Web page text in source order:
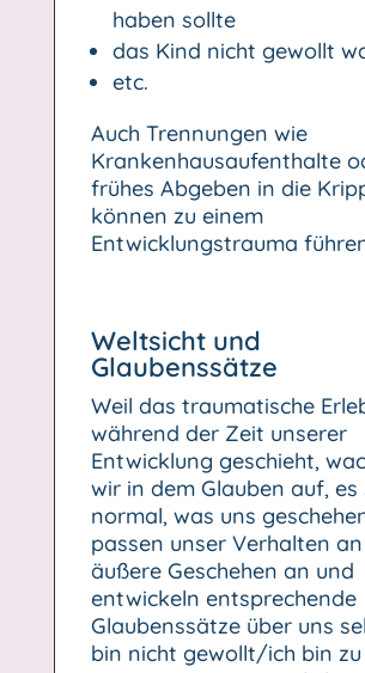
haben sollte
das Kind nicht gewollt
etc.
Auch Trennungen wie
Krankenhausaufenthalte
frühes Abgeben in die
können zu einem
Entwicklungstrauma
Weltsicht und
Glaubenssätze
Weil das traumatische
während der Zeit unserer
Entwicklung geschieht,
wir in dem Glauben auf, es
normal, was uns
passen unser Verhalten
äußere Geschehen an und
entwickeln entsprechende
Glaubenssätze über uns
bin nicht gewollt/ich bin